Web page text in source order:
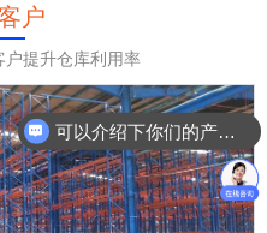
客户
提升仓库利用率
可以介绍下你们的产品么？